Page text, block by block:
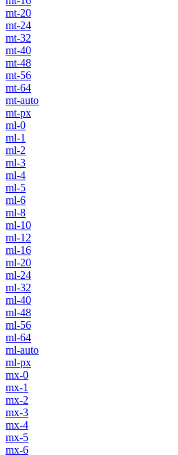
mt-20
mt-24
mt-32
mt-40
mt-48
mt-56
mt-64
mt-auto
mt-px
ml-0
ml-1
ml-2
ml-3
ml-4
ml-5
ml-6
ml-8
ml-10
ml-12
ml-16
ml-20
ml-24
ml-32
ml-40
ml-48
ml-56
ml-64
ml-auto
ml-px
mx-0
mx-1
mx-2
mx-3
mx-4
mx-5
mx-6